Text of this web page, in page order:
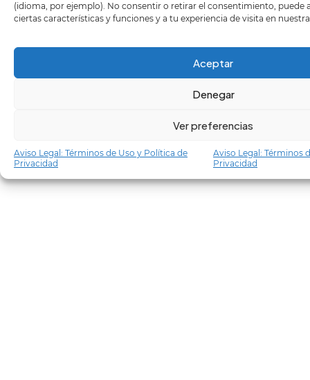
(idioma, por ejemplo). No consentir o retirar el consentimiento, puede
ciertas características y funciones y a tu experiencia de visita en
Aceptar
Denegar
Ver preferencias
Aviso Legal: Términos de Uso y Política de
Privacidad
Aviso Legal: Términos
Privacidad